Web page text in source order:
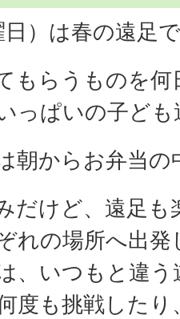
）は春の遠足
もらうものを
っぱいの子ども
朝からお弁当の
だけど、遠足も
れの場所へ出発
、いつもと違
度も挑戦した